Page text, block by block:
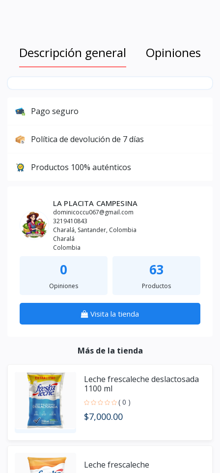
Descripción general Opiniones
Pago seguro
Política de devolución de 7 días
Productos 100% auténticos
LA PLACITA CAMPESINA
dominicoccu067@gmail.com
3219410843
Charalá, Santander, Colombia
Charalá
Colombia
0
Opiniones
63
Productos
Visita la tienda
Más de la tienda
Leche frescaleche deslactosada
1100 ml
( 0 )
$7,000.00
Leche frescaleche